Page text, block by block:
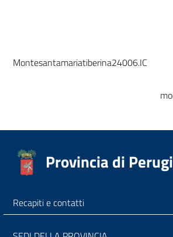
Montesantamariatiberina24006.IC
Provincia di
Recapiti e contatti